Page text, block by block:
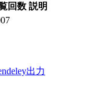
回数 説明
出力